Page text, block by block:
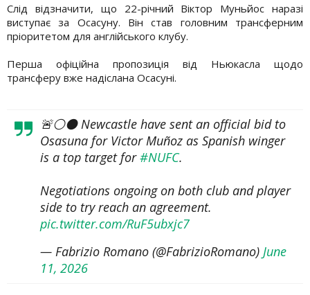
Слід відзначити, що 22-річний Віктор Муньйос наразі
виступає за Осасуну. Він став головним трансферним
пріоритетом для англійського клубу.
Перша офіційна пропозиція від Ньюкасла щодо
трансферу вже надіслана Осасуні.
🚨⚪️⚫️ Newcastle have sent an official bid to
Osasuna for Victor Muñoz as Spanish winger
is a top target for#NUFC.
Negotiations ongoing on both club and player
side to try reach an agreement.
pic.twitter.com/RuF5ubxjc7
— Fabrizio Romano (@FabrizioRomano) June
11, 2026